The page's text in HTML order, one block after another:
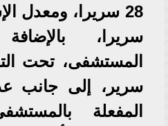
سريرا،
سرير، إلى جانب